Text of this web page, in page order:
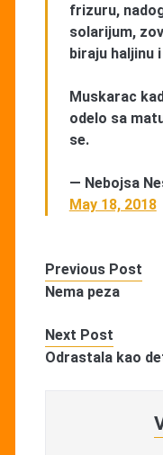
frizuru,
solarijum,
biraju haljinu
Muskarac
odelo sa
se.
— Nebojsa
May 18, 2018
Previous Post
Nema peza
Next Post
Odrastala kao